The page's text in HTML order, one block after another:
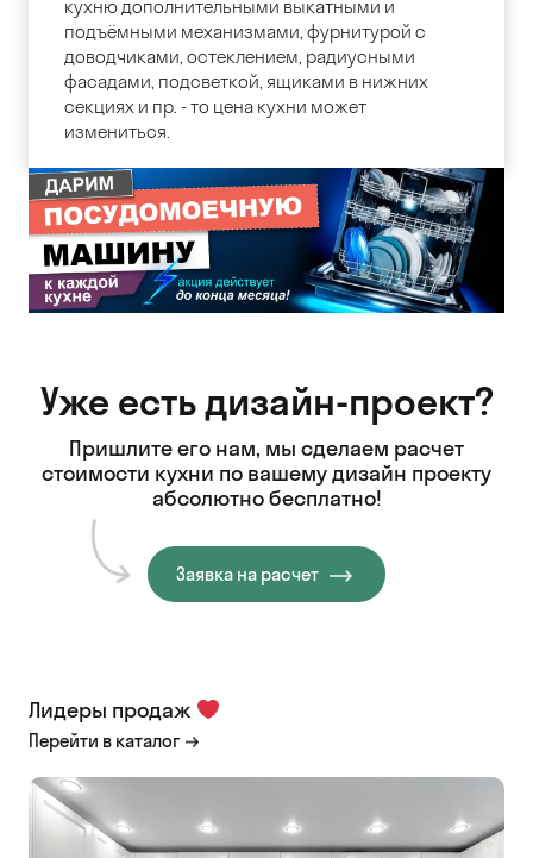
кухню дополнительными выкатными и
подъёмными механизмами, фурнитурой с
доводчиками, остеклением, радиусными
фасадами, подсветкой, ящиками в нижних
секциях и пр. - то цена кухни может
измениться.
Уже есть дизайн-проект?
Пришлите его нам, мы сделаем расчет
стоимости кухни по вашему дизайн проекту
абсолютно бесплатно!
Заявка на расчет
Лидеры продаж
Перейти в каталог